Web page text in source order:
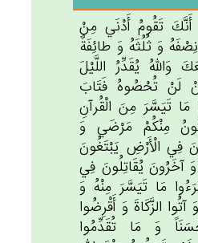
تَقُوم‌ُ أَدْنَي‌ مِنْ‌
وَ ثُلُثَه‌ُ وَ طائِفَة‌ٌ
وَالله‌ُ يُقَدِّرُ اللَّيْل‌َ
أَنْ‌ لَن‌ْ تُحْصُوه‌ُ فَتَاب‌َ
مَا تَيَسَّرَ مِن‌َ الْقُرآن‌ِ
مِنْكُمْ‌ مَرْضَي‌ وَ
فِي‌ الْأَرْض‌ِ يَبْتَغُون‌َ
آخَرُون‌َ يُقَاتِلُون‌َ فِي‌
مَا تَيَسَّرَ مِنْه‌ُ وَ
آتُوا الزَّكَاة‌َ وَ أَقْرِضُوا
وَ مَا تُقَدِّمُوا